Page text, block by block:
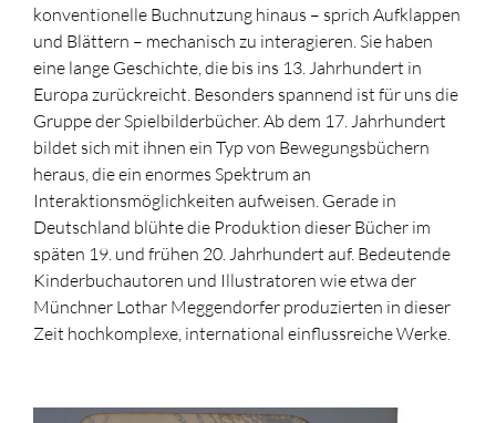
konventionelle Buchnutzung hinaus – sprich Aufklappen
und Blättern – mechanisch zu interagieren. Sie haben
eine lange Geschichte, die bis ins 13. Jahrhundert in
Europa zurückreicht. Besonders spannend ist für uns die
Gruppe der Spielbilderbücher. Ab dem 17. Jahrhundert
bildet sich mit ihnen ein Typ von Bewegungsbüchern
heraus, die ein enormes Spektrum an
Interaktionsmöglichkeiten aufweisen. Gerade in
Deutschland blühte die Produktion dieser Bücher im
späten 19. und frühen 20. Jahrhundert auf. Bedeutende
Kinderbuchautoren und Illustratoren wie etwa der
Münchner Lothar Meggendorfer produzierten in dieser
Zeit hochkomplexe, international einflussreiche Werke.